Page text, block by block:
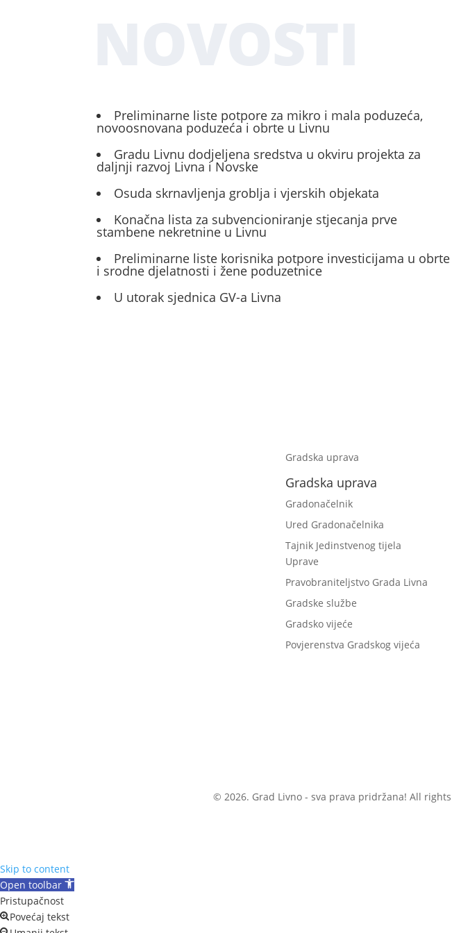
Preliminarne liste potpore za mikro i mala poduzeća,
novoosnovana poduzeća i obrte u Livnu
Gradu Livnu dodjeljena sredstva u okviru projekta za
daljnji razvoj Livna i Novske
Osuda skrnavljenja groblja i vjerskih objekata
Konačna lista za subvencioniranje stjecanja prve
stambene nekretnine u Livnu
Preliminarne liste korisnika potpore investicijama u obrte
i srodne djelatnosti i žene poduzetnice
U utorak sjednica GV-a Livna
Gradska uprava
Gradska uprava
Gradonačelnik
Ured Gradonačelnika
Tajnik Jedinstvenog tijela
Uprave
Pravobraniteljstvo Grada Livna
Gradske službe
Gradsko vijeće
Povjerenstva Gradskog vijeća
© 2026. Grad Livno - sva prava pridržana! All
Skip to content
Open toolbar
Pristupačnost
Povećaj tekst